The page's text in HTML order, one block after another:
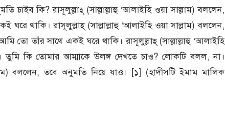
চাইব কি? রাসূলুল্লাহ্ (সাল্লাল্লাহু ‘আলাইহি ওয়া সাল্লাম) বললেন,
থাকি। রাসূলুল্লাহ্ (সাল্লাল্লাহু ‘আলাইহি ওয়া সাল্লাম) বললেন,
তাঁর সাথে একই ঘরে থাকি। রাসূলুল্লাহ্ (সাল্লাল্লাহু ‘আলাইহি
তুমি কি তোমার আম্মাকে উলঙ্গ দেখতে চাও? লোকটি বলল, না।
বললেন, তবে অনুমতি নিয়ে যাও। [১] (হাদীসটি ইমাম মালিক